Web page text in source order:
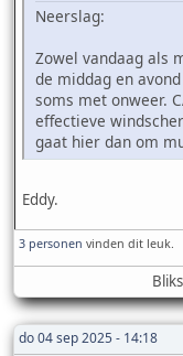
Neerslag:
Zowel vandaag als
de middag en
soms met onweer.
effectieve
gaat hier dan om
Eddy.
3 personen vinden dit leuk.
do 04 sep 2025 - 14:18